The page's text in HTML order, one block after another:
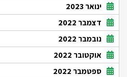
ינואר 2023
דצמבר 2022
נובמבר 2022
אוקטובר 2022
ספטמבר 2022